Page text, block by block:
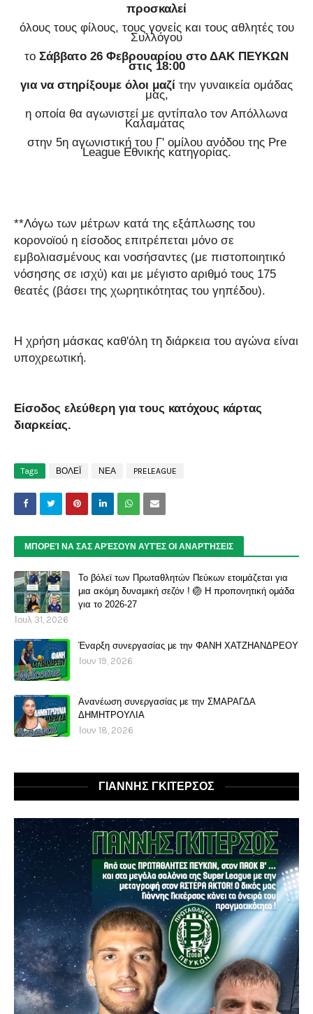
προσκαλεί
όλους τους φίλους, τους γονείς και τους αθλητές του
Συλλόγου
το Σάββατο 26 Φεβρουαρίου στο ΔΑΚ ΠΕΥΚΩΝ
στις 18:00
για να στηρίξουμε όλοι μαζί την γυναικεία ομάδας
μας,
η οποία θα αγωνιστεί με αντίπαλο τον Απόλλωνα
Καλαμάτας
στην 5η αγωνιστική του Γ' ομίλου ανόδου της Pre
League Εθνικής κατηγορίας.
**Λόγω των μέτρων κατά της εξάπλωσης του
κορονοϊού η είσοδος επιτρέπεται μόνο σε
εμβολιασμένους και νοσήσαντες (με πιστοποιητικό
νόσησης σε ισχύ) και με μέγιστο αριθμό τους 175
θεατές (βάσει της χωρητικότητας του γηπέδου).
Η χρήση μάσκας καθ'όλη τη διάρκεια του αγώνα είναι
υποχρεωτική.
Είσοδος ελεύθερη για τους κατόχους κάρτας
διαρκείας.
Tags ΒΟΛΕΪ ΝΕΑ PRELEAGUE
ΜΠΟΡΕΊ ΝΑ ΣΑΣ ΑΡΈΣΟΥΝ ΑΥΤΈΣ ΟΙ ΑΝΑΡΤΉΣΕΙΣ
Το βόλεϊ των Πρωταθλητών Πεύκων ετοιμάζεται για
μια ακόμη δυναμική σεζόν ! 🏐 Η προπονητική ομάδα
για το 2026-27
Ιουλ 31, 2026
Έναρξη συνεργασίας με την ΦΑΝΗ ΧΑΤΖΗΑΝΔΡΕΟΥ
Ιουν 19, 2026
Ανανέωση συνεργασίας με την ΣΜΑΡΑΓΔΑ
ΔΗΜΗΤΡΟΥΛΙΑ
Ιουν 18, 2026
ΓΙΑΝΝΗΣ ΓΚΙΤΕΡΣΟΣ